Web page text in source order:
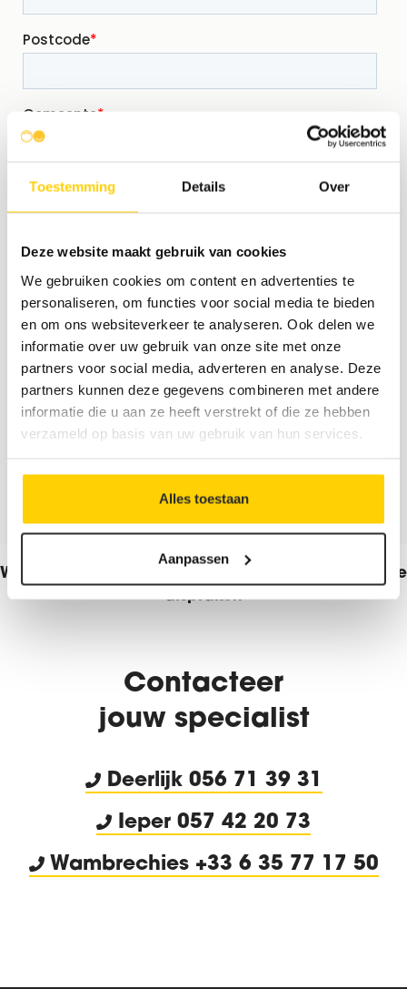
Toestemming Details Over
Deze website maakt gebruik van cookies
We gebruiken cookies om content en advertenties te
personaliseren, om functies voor social media te bieden
en om ons websiteverkeer te analyseren. Ook delen we
informatie over uw gebruik van onze site met onze
partners voor social media, adverteren en analyse. Deze
partners kunnen deze gegevens combineren met andere
informatie die u aan ze heeft verstrekt of die ze hebben
verzameld op basis van uw gebruik van hun services.
Alles toestaan
Aanpassen
Wij contacteren jou binnen 1 werkdag voor verdere
afspraken
Contacteer
jouw specialist
Deerlijk 056 71 39 31
Ieper 057 42 20 73
Wambrechies +33 6 35 77 17 50